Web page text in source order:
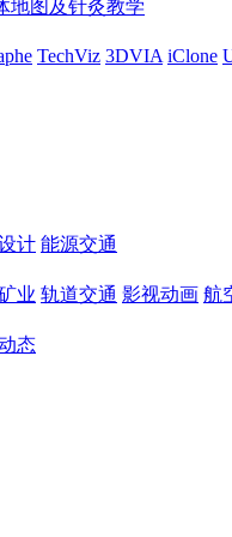
地图及针灸教学
TechViz 3DVIA iClone
计 能源交通
业 轨道交通 影视动画 航
态